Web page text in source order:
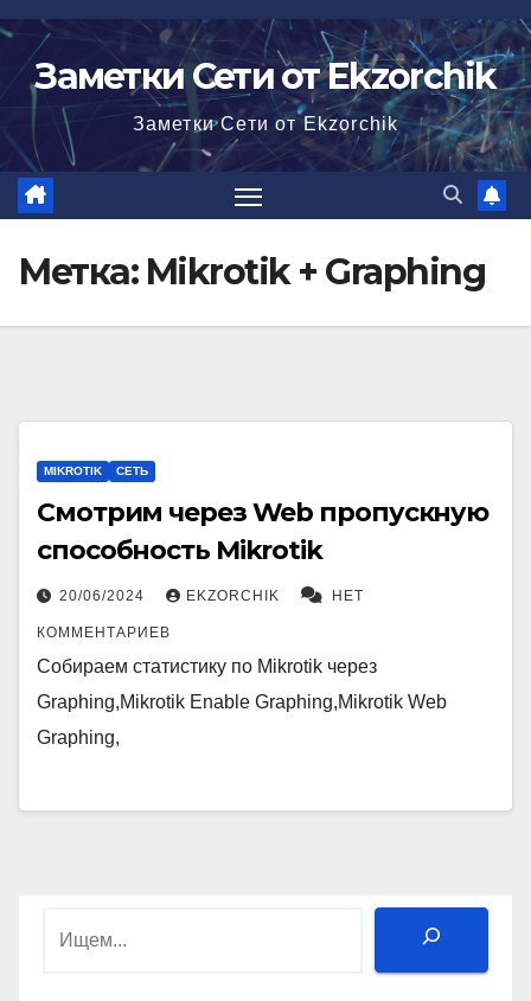
Перейти
содержимому
Заметки Сети от Ekzorchik
Заметки Сети от Ekzorchik
Метка: Mikrotik + Graphing
MIKROTIK СЕТЬ
Смотрим через Web пропускную
способность Mikrotik
20/06/2024 EKZORCHIK НЕТ
КОММЕНТАРИЕВ
Собираем статистику по Mikrotik через
Graphing,Mikrotik Enable Graphing,Mikrotik Web
Graphing,
Поиск